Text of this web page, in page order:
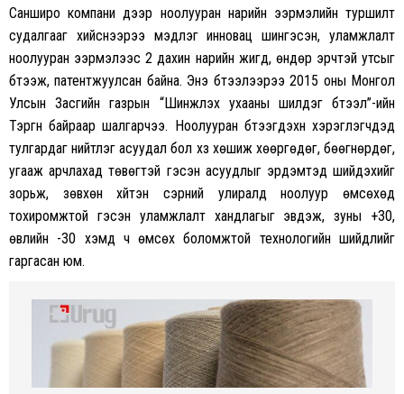
Санширо компани дээр ноолууран нарийн ээрмэлийн туршилт
судалгааг хийснээрээ мэдлэг инновац шингэсэн, уламжлалт
ноолууран ээрмэлээс 2 дахин нарийн жигд, өндөр эрчтэй утсыг
бүтээж, патентжуулсан байна. Энэ бүтээлээрээ 2015 оны Монгол
Улсын Засгийн газрын “Шинжлэх ухааны шилдэг бүтээл”-ийн
Тэргүүн байраар шалгарчээ. Ноолууран бүтээгдэхүүн хэрэглэгчдэд
тулгардаг нийтлэг асуудал бол хүзүү хөшиж хөөргөдөг, бөөгнөрдөг,
угааж арчлахад төвөгтэй гэсэн асуудлыг эрдэмтэд шийдэхийг
зорьж, зөвхөн хүйтэн сэрүүний улиралд ноолуур өмсөхөд
тохиромжтой гэсэн уламжлалт хандлагыг эвдэж, зуны +30,
өвлийн -30 хэмд ч өмсөх боломжтой технологийн шийдлийг
гаргасан юм.